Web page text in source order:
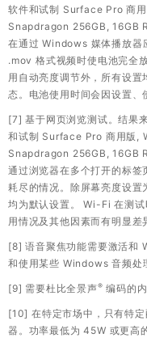
软件和试制 Surface Pro 商
Snapdragon 256GB, 16GB
在通过 Windows 媒体播放
.mov 格式视频时使电池完全
用自动亮度调节外，所有设
态。电池使用时间会因设置、
[7] 基于网页浏览测试。结
和试制 Surface Pro 商用版,
Snapdragon 256GB, 16GB
通过浏览器在多个打开的标
耗尽的情况。除屏幕亮度设
均为默认设置。 Wi-Fi 在测
用情况及其他因素而有明显差
[8] 语音聚焦功能需要激活和
和使用某些 Windows 音频处
[9] 需要杜比全景声® 编码的
[10] 在特定市场中，只有特
器。功率最低为 45W 或更高